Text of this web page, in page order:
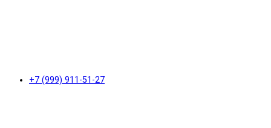
+7 (999) 911-51-27